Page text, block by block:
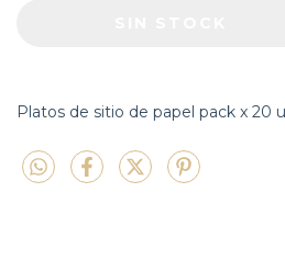
Platos de sitio de papel pack x 20